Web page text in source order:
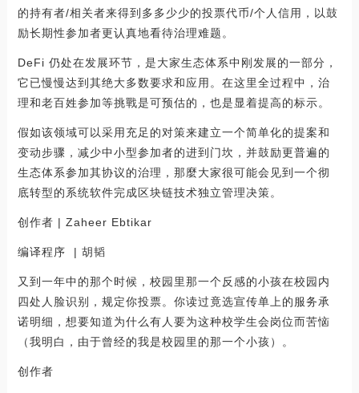
的持有者/相关者来得到多多少少的投票代币/个人信用，以鼓
励长期性参加者更认真地看待治理难题。
DeFi 仍处在发展环节，是大家生态体系中刚发展的一部分，
它已慢慢达到其绝大多数要求和应用。在这里全过程中，治
理和老百姓参加等挑戰是可预估的，也是显着提高的标示。
假如该领域可以采用充足的对策来建立一个简单化的提案和
变动步骤，减少中小型参加者的进到门坎，并鼓励更普遍的
生态体系参加其协议的治理，那麼大家很可能会见到一个彻
底转型的系统软件完成区块链技术独立管理决策。
创作者 | Zaheer Ebtikar
编译程序 | 胡韬
又到一年中的那个时候，校园里那一个反感的小孩在校园内
四处人脸识别，规定你投票。你读过竟选宣传单上的服务承
诺明细，想要知道为什么有人要为这种校学生会岗位而苦恼
（我明白，由于曾经的我是校园里的那一个小孩）。
创作者